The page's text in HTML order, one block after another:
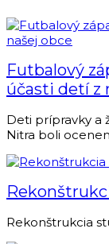
Futbalový
účasti detí z
Deti prípravky a
Nitra boli
Rekonštrukcia